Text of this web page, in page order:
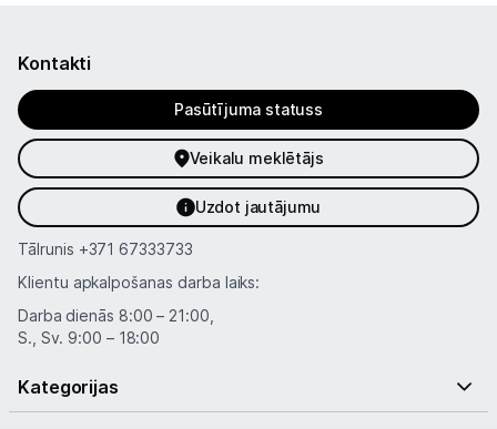
Kontakti
Pasūtījuma statuss
Veikalu meklētājs
Uzdot jautājumu
Tālrunis +371 67333733
Klientu apkalpošanas darba laiks:
Darba dienās 8:00 – 21:00,
S., Sv. 9:00 – 18:00
Kategorijas